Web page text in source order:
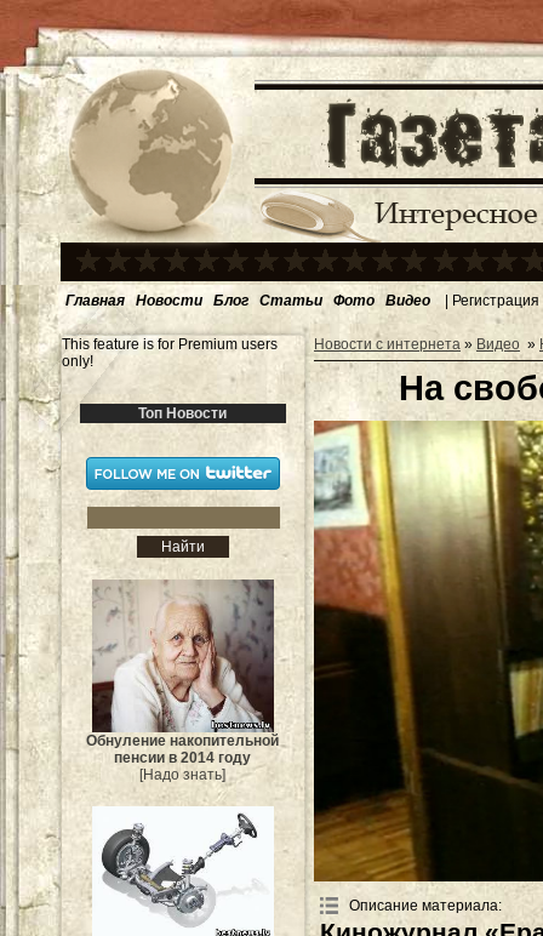
Главная Новости Блог Статьи Фото Видео | Регистрация
This feature is for Premium users
only!
Топ Новости
Обнуление накопительной
пенсии в 2014 году
[Надо знать]
Новости с интернета » Видео »
На
Описание материала: